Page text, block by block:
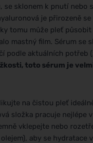
se sklonem k pnutí nebo
je přirozeně
tomu může pleť
mastný film. Sérum se
podle aktuálních potřeb
toto sérum je
na čistou pleť
složka pracuje nejlépe
vklepejte nebo
aby se hydratace